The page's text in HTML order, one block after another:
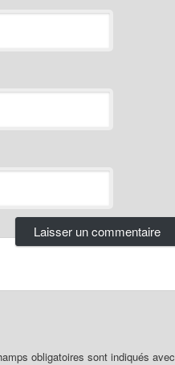
obligatoires sont indiqués avec